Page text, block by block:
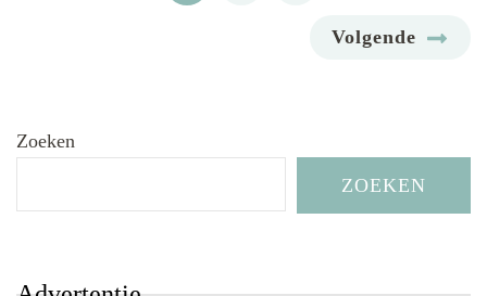
Volgende
Zoeken
ZOEKEN